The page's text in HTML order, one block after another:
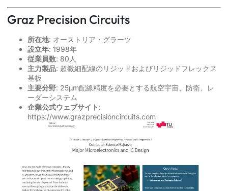
Graz Precision Circuits
所在地: オーストリア・グラーツ
設立年: 1998年
従業員数: 80人
主力製品: 超微細配線のリジッドおよびリジッドフレックス
基板
主要分野: 25µm配線精度を必要とする航空宇宙、防衛、レ
ーダーシステム
企業公式ウェブサイト :
https://www.grazprecisioncircuits.com